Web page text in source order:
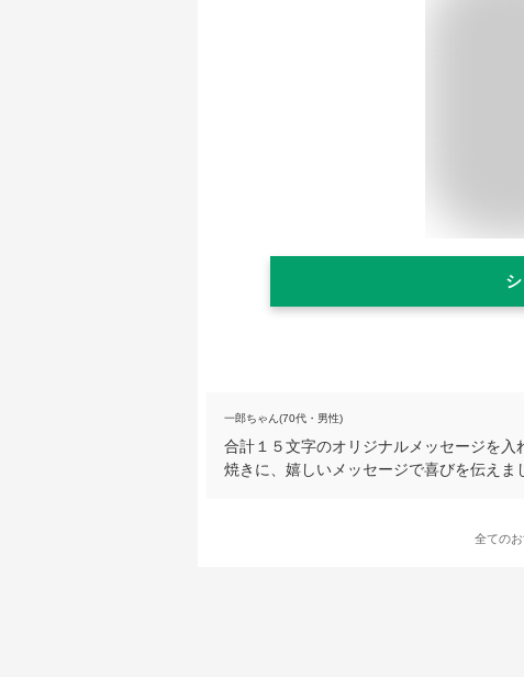
一郎ちゃん(70代・男性)
合計１５文字のオリジナルメッセージを
焼きに、嬉しいメッセージで喜びを伝えま
全てのお